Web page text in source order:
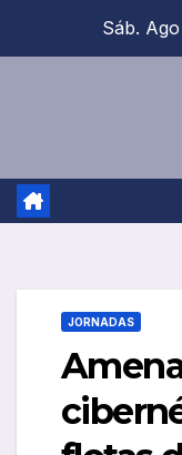
Sáb.
JORNADAS